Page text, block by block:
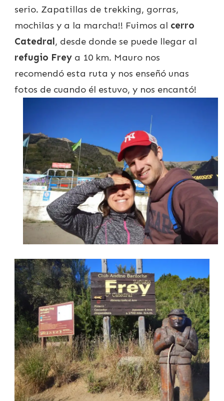
serio. Zapatillas de trekking, gorras,
mochilas y a la marcha!! Fuimos al cerro
Catedral, desde donde se puede llegar al
refugio Frey a 10 km. Mauro nos
recomendó esta ruta y nos enseñó unas
fotos de cuando él estuvo, y nos encantó!